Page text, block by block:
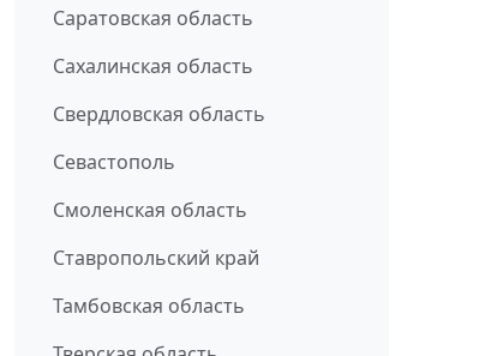
Саратовская область
Сахалинская область
Свердловская область
Севастополь
Смоленская область
Ставропольский край
Тамбовская область